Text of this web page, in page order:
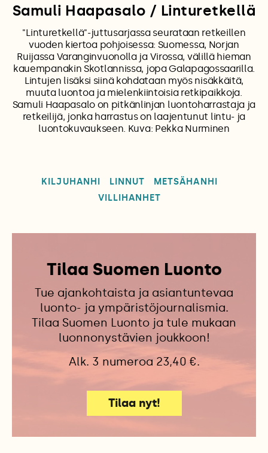
Samuli Haapasalo / Linturetkellä
"Linturetkellä"-juttusarjassa seurataan retkeillen
vuoden kiertoa pohjoisessa: Suomessa, Norjan
Ruijassa Varanginvuonolla ja Virossa, välillä hieman
kauempanakin Skotlannissa, jopa Galapagossaarilla.
Lintujen lisäksi siinä kohdataan myös nisäkkäitä,
muuta luontoa ja mielenkiintoisia retkipaikkoja.
Samuli Haapasalo on pitkänlinjan luontoharrastaja ja
retkeilijä, jonka harrastus on laajentunut lintu- ja
luontokuvaukseen. Kuva: Pekka Nurminen
KILJUHANHI LINNUT
METSÄHANHI
VILLIHANHET
Tilaa Suomen Luonto
Tue ajankohtaista ja asiantuntevaa
luonto- ja ympäristöjournalismia.
Tilaa Suomen Luonto ja tule mukaan
luonnonystävien joukkoon!
Alk. 3 numeroa 23,40 €.
Tilaa nyt!